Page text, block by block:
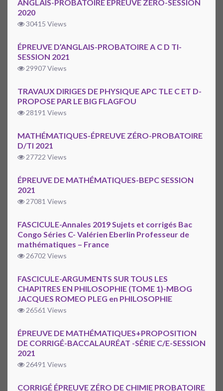
ANGLAIS-PROBATOIRE EPREUVE ZERO-SESSION
2020
30415 Views
ÉPREUVE D’ANGLAIS-PROBATOIRE A C D TI-
SESSION 2021
29907 Views
TRAVAUX DIRIGES DE PHYSIQUE APC TLE C ET D-
PROPOSE PAR LE BIG FLAGFOU
28191 Views
MATHÉMATIQUES-ÉPREUVE ZÉRO-PROBATOIRE
D/TI 2021
27722 Views
ÉPREUVE DE MATHÉMATIQUES-BEPC SESSION
2021
27081 Views
FASCICULE-Annales 2019 Sujets et corrigés Bac
Congo Séries C- Valérien Eberlin Professeur de
mathématiques – France
26702 Views
FASCICULE-ARGUMENTS SUR TOUS LES
CHAPITRES EN PHILOSOPHIE (TOME 1)-MBOG
JACQUES ROMEO PLEG en PHILOSOPHIE
26561 Views
ÉPREUVE DE MATHÉMATIQUES+PROPOSITION
DE CORRIGÉ-BACCALAURÉAT -SÉRIE C/E-SESSION
2021
26491 Views
CORRIGÉ ÉPREUVE ZÉRO DE CHIMIE PROBATOIRE